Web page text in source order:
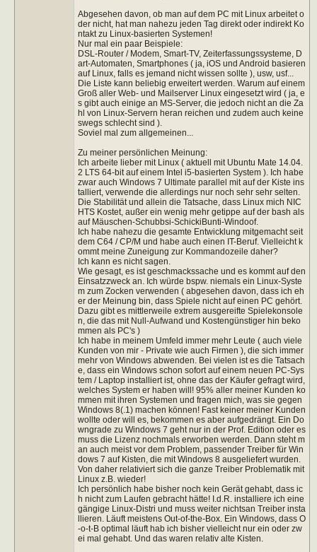
Abgesehen davon, ob man auf dem PC mit Linux arbeitet o
der nicht, hat man nahezu jeden Tag direkt oder indirekt Ko
ntakt zu Linux-basierten Systemen!
Nur mal ein paar Beispiele:
DSL-Router / Modem, Smart-TV, Zeiterfassungssysteme, D
art-Automaten, Smartphones ( ja, iOS und Android basieren
auf Linux, falls es jemand nicht wissen sollte ), usw, usf...
Die Liste kann beliebig erweitert werden. Warum auf einem
Groß aller Web- und Mailserver Linux eingesetzt wird ( ja, e
s gibt auch einige an MS-Server, die jedoch nicht an die Za
hl von Linux-Servern heran reichen und zudem auch keine
swegs schlecht sind ).
Soviel mal zum allgemeinen...
Zu meiner persönlichen Meinung:
Ich arbeite lieber mit Linux ( aktuell mit Ubuntu Mate 14.04.
2 LTS 64-bit auf einem Intel i5-basierten System ). Ich habe
zwar auch Windows 7 Ultimate parallel mit auf der Kiste ins
talliert, verwende die allerdings nur noch sehr sehr selten.
Die Stabilität und allein die Tatsache, dass Linux mich NIC
HTS Kostet, außer ein wenig mehr getippe auf der bash als
auf Mäuschen-Schubbsi-SchickiBunti-Windoof.
Ich habe nahezu die gesamte Entwicklung mitgemacht seit
dem C64 / CP/M und habe auch einen IT-Beruf. Vielleicht k
ommt meine Zuneigung zur Kommandozeile daher?
Ich kann es nicht sagen.
Wie gesagt, es ist geschmackssache und es kommt auf den
Einsatzzweck an. Ich würde bspw. niemals ein Linux-Syste
m zum Zocken verwenden ( abgesehen davon, dass ich eh
er der Meinung bin, dass Spiele nicht auf einen PC gehört.
Dazu gibt es mittlerweile extrem ausgereifte Spielekonsole
n, die das mit Null-Aufwand und Kostengünstiger hin beko
mmen als PC's )
Ich habe in meinem Umfeld immer mehr Leute ( auch viele
Kunden von mir - Private wie auch Firmen ), die sich immer
mehr von Windows abwenden. Bei vielen ist es die Tatsach
e, dass ein Windows schon sofort auf einem neuen PC-Sys
tem / Laptop installiert ist, ohne das der Käufer gefragt wird,
welches System er haben will! 95% aller meiner Kunden ko
mmen mit ihren Systemen und fragen mich, was sie gegen
Windows 8(.1) machen können! Fast keiner meiner Kunden
wollte oder will es, bekommen es aber aufgedrängt. Ein Do
wngrade zu Windows 7 geht nur in der Prof. Edition oder es
muss die Lizenz nochmals erworben werden. Dann steht m
an auch meist vor dem Problem, passender Treiber für Win
dows 7 auf Kisten, die mit Windows 8 ausgeliefert wurden.
Von daher relativiert sich die ganze Treiber Problematik mit
Linux z.B. wieder!
Ich persönlich habe bisher noch kein Gerät gehabt, dass ic
h nicht zum Laufen gebracht hätte! I.d.R. installiere ich eine
gängige Linux-Distri und muss weiter nichtsan Treiber insta
llieren. Läuft meistens Out-of-the-Box. Ein Windows, dass O
-o-t-B optimal läuft hab ich bisher vielleicht nur ein oder zw
ei mal gehabt. Und das waren relativ alte Kisten.